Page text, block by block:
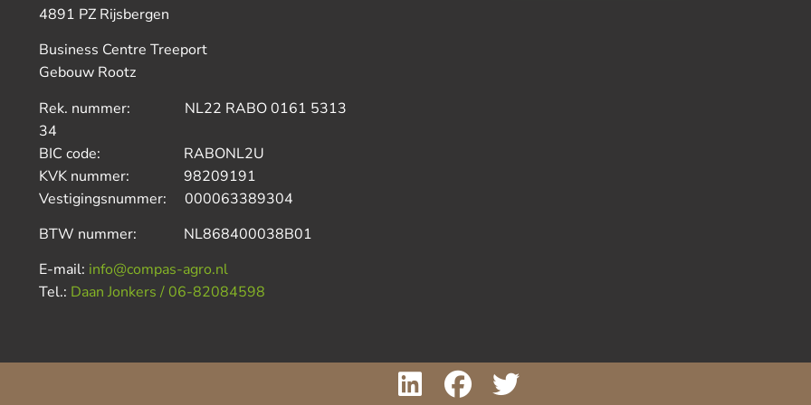
4891 PZ Rijsbergen
Business Centre Treeport
Gebouw Rootz
Rek. nummer: NL22 RABO 0161 5313
34
BIC code: RABONL2U
KVK nummer: 98209191
Vestigingsnummer: 000063389304
BTW nummer: NL868400038B01
E-mail: info@compas-agro.nl
Tel.: Daan Jonkers / 06-82084598